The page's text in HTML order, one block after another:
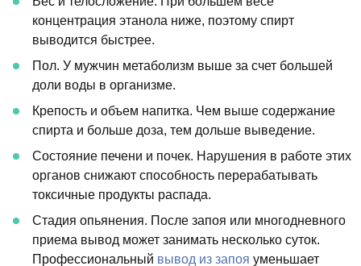
концентрация этанола ниже, поэтому спирт
выводится быстрее.
Пол. У мужчин метаболизм выше за счет большей
доли воды в организме.
Крепость и объем напитка. Чем выше содержание
спирта и больше доза, тем дольше выведение.
Состояние печени и почек. Нарушения в работе этих
органов снижают способность перерабатывать
токсичные продукты распада.
Стадия опьянения. После запоя или многодневного
приема вывод может занимать несколько суток.
Профессиональный вывод из запоя уменьшает